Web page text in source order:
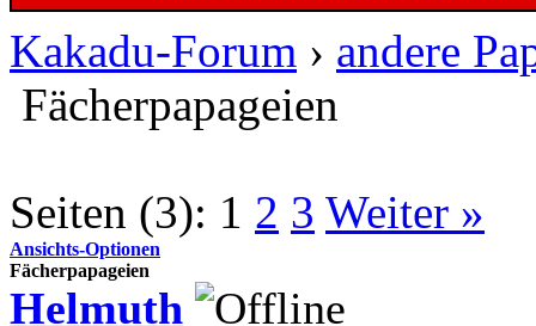
Kakadu-Forum › andere
Fächerpapageien
Seiten (3): 1 2 3 Weiter »
Ansichts-Optionen
Fächerpapageien
Helmuth